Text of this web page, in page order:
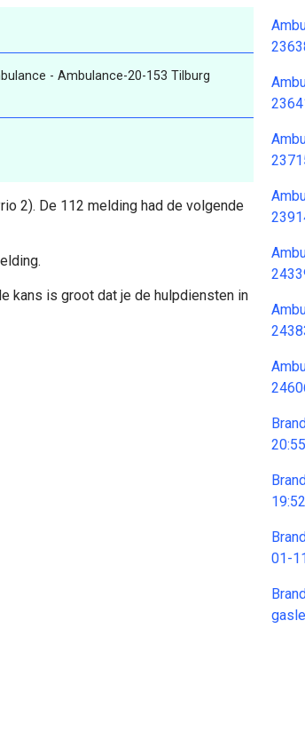
- Ambulance-20-153 Tilburg
2). De 112 melding had de volgende
kans is groot dat je de hulpdiensten in
01-